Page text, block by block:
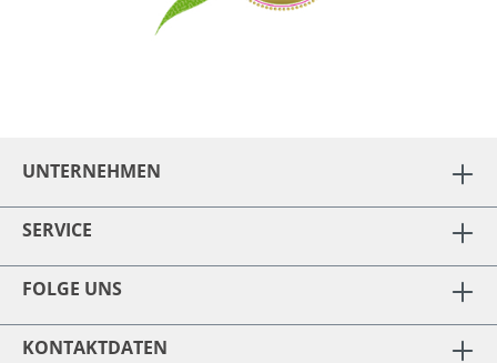
UNTERNEHMEN
SERVICE
FOLGE UNS
KONTAKTDATEN